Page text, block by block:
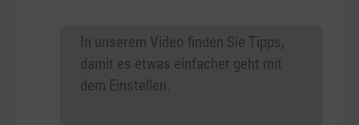
In unserem Video finden Sie Tipps,
damit es etwas einfacher geht mit
dem Einstellen.